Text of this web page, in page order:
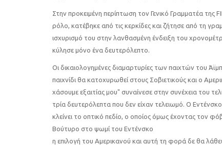
Στην προκειμένη περίπτωση τον Γενικό Γραμματέα
ρόλο, κατέβηκε από τις κερκίδες και ζήτησε από τη
ισχυρισμό του στην λανθασμένη ένδειξη του
κύλησε μόνο ένα δευτερόλεπτο.
Οι δικαιολογημένες διαμαρτυρίες των παιχτών του
παιχνίδι θα κατοχυρωθεί στους Σοβιετικούς και ο
χάσουμε εξαιτίας μου" συναίνεσε στην συνέχεια του
τρία δευτερόλεπτα που δεν είχαν τελειωμό. Ο
κλείνει το οπτικό πεδίο, ο οποίος όμως έχοντας τον
Βούτυρο στο ψωμί του Εντένσκο
η επιλογή του Αμερικανού και αυτή τη φορά δε θα